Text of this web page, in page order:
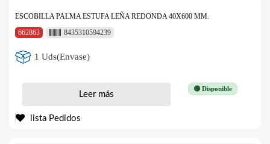
ESCOBILLA PALMA ESTUFA LEÑA REDONDA 40X600 MM.
662863
8435310594239
1 Uds(Envase)
🟢 Disponible
Leer más
lista Pedidos